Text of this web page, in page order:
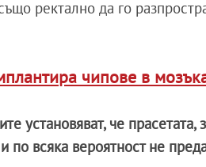
ректално да го
чипове в
установяват, че прасетата,
всяка вероятност не